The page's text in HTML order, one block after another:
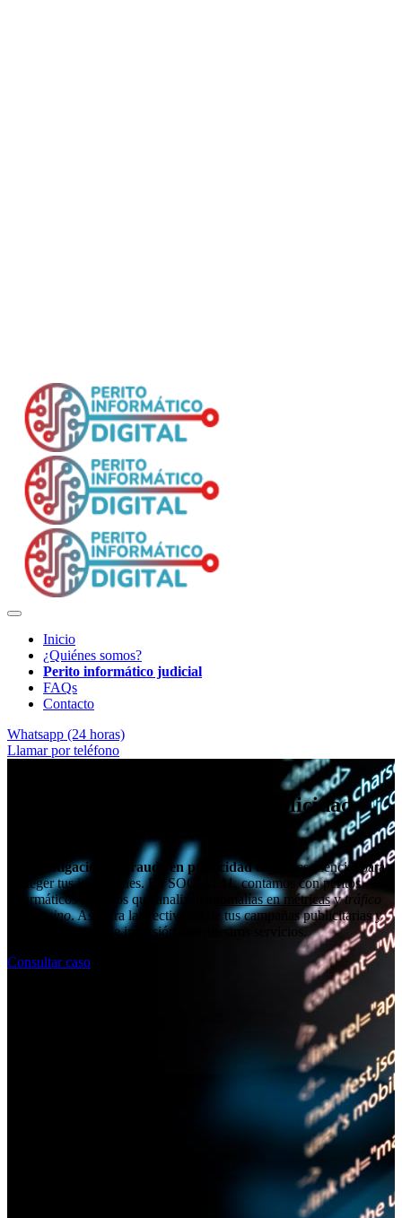
Inicio
¿Quiénes somos?
Perito informático judicial
FAQs
Contacto
Whatsapp (24 horas)
Llamar por teléfono
Investigación de fraude en publicidad
investigación de fraude en publicidad digital
es esencial para
proteger tus inversiones. En SOCIAL11, contamos con peritos
informáticos expertos que analizan
anomalías en métricasytráfico
no genuino. Asegura la efectividad de tus campañas publicitarias y
mejora el retorno de inversión con nuestros servicios.
Consultar caso